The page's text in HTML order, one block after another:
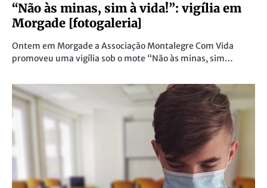
“Não às minas, sim à vida!”: vigília em
Morgade [fotogaleria]
Ontem em Morgade a Associação Montalegre Com Vida
promoveu uma vigília sob o mote “Não às minas, sim…